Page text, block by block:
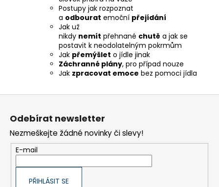
Postupy jak rozpoznat
a odbourat emoční přejídání
Jak už
nikdy nemít přehnané chutě a jak se
postavit k neodolatelným pokrmům
Jak přemýšlet o jídle jinak
Záchranné plány, pro případ nouze
Jak zpracovat emoce bez pomoci jídla
Z
Odebírat newsletter
Nezmeškejte žádné novinky či slevy!
E-mail
PŘIHLÁSIT SE